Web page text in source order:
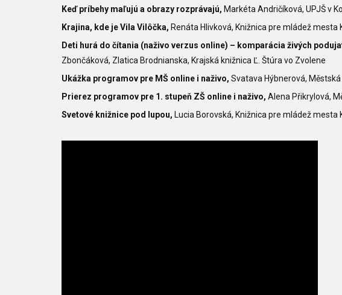
Keď príbehy maľujú a obrazy rozprávajú, Markéta Andričíková, UPJŠ v
Krajina, kde je Vila Vilôčka, Renáta Hlivková, Knižnica pre mládež mesta
Deti hurá do čítania (naživo verzus online) – komparácia živých
Zbončáková, Zlatica Brodnianska, Krajská knižnica Ľ. Štúra vo Zvolene
Ukážka programov pre MŠ online i naživo, Svatava Hýbnerová,
Prierez programov pre 1. stupeň ZŠ online i naživo, Alena Přikrylová,
Svetové knižnice pod lupou, Lucia Borovská, Knižnica pre mládež mesta